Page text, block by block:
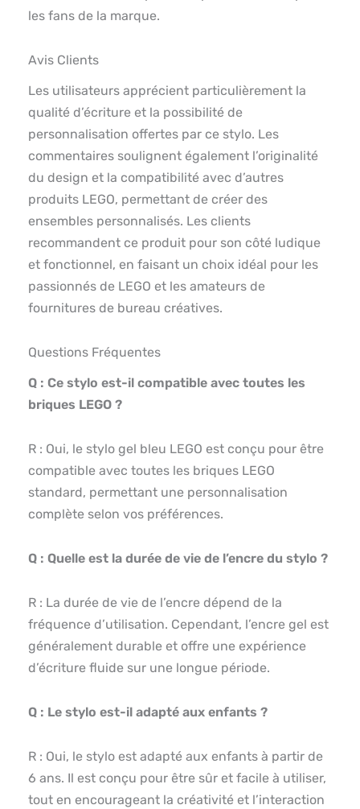
les fans de la marque.
Avis Clients
Les utilisateurs apprécient particulièrement la
qualité d’écriture et la possibilité de
personnalisation offertes par ce stylo. Les
commentaires soulignent également l’originalité
du design et la compatibilité avec d’autres
produits LEGO, permettant de créer des
ensembles personnalisés. Les clients
recommandent ce produit pour son côté ludique
et fonctionnel, en faisant un choix idéal pour les
passionnés de LEGO et les amateurs de
fournitures de bureau créatives.
Questions Fréquentes
Q : Ce stylo est-il compatible avec toutes les
briques LEGO ?
R : Oui, le stylo gel bleu LEGO est conçu pour être
compatible avec toutes les briques LEGO
standard, permettant une personnalisation
complète selon vos préférences.
Q : Quelle est la durée de vie de l’encre du stylo ?
R : La durée de vie de l’encre dépend de la
fréquence d’utilisation. Cependant, l’encre gel est
généralement durable et offre une expérience
d’écriture fluide sur une longue période.
Q : Le stylo est-il adapté aux enfants ?
R : Oui, le stylo est adapté aux enfants à partir de
6 ans. Il est conçu pour être sûr et facile à utiliser,
tout en encourageant la créativité et l’interaction